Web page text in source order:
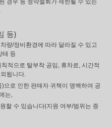
경우 등 청약철회가 제한될 수 있는
등)
량/정비환경에 따라 달라질 수 있고
태 등
적으로 탈부착 공임, 휴차료, 시간적
됩니다.
로 인한 판매자 귀책이 명백하여 공
는,
할 수 있습니다(지원 여부/범위는 증